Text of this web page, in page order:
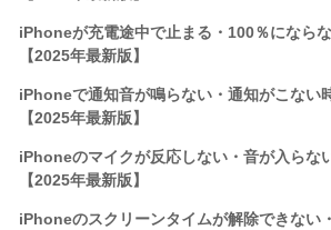
iPhoneが充電途中で止まる・100％になら
【2025年最新版】
iPhoneで通知音が鳴らない・通知がこない
【2025年最新版】
iPhoneのマイクが反応しない・音が入らな
【2025年最新版】
iPhoneのスクリーンタイムが解除できない